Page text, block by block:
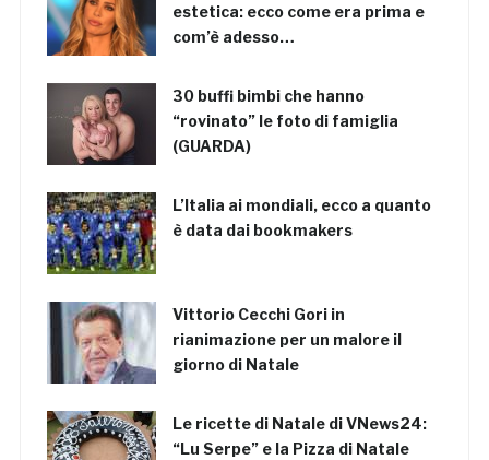
estetica: ecco come era prima e
com’è adesso…
30 buffi bimbi che hanno
“rovinato” le foto di famiglia
(GUARDA)
L’Italia ai mondiali, ecco a quanto
è data dai bookmakers
Vittorio Cecchi Gori in
rianimazione per un malore il
giorno di Natale
Le ricette di Natale di VNews24:
“Lu Serpe” e la Pizza di Natale